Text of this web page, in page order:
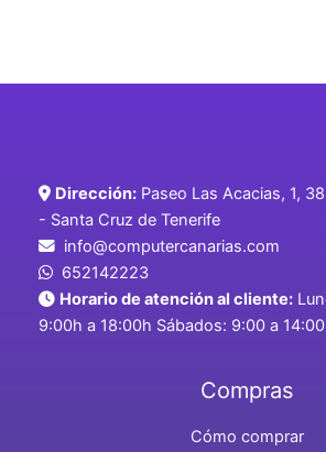
Dirección: Paseo Las Acacias, 1,
- Santa Cruz de Tenerife
info@computercanarias.com
652142223
Horario de atención al cliente:
9:00h a 18:00h Sábados: 9:00 a 14:00
Compras
Cómo comprar